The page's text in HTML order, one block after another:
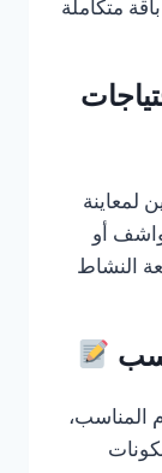
باقة متكاملة
لمعاينة
أو
النشاط
المناسب،